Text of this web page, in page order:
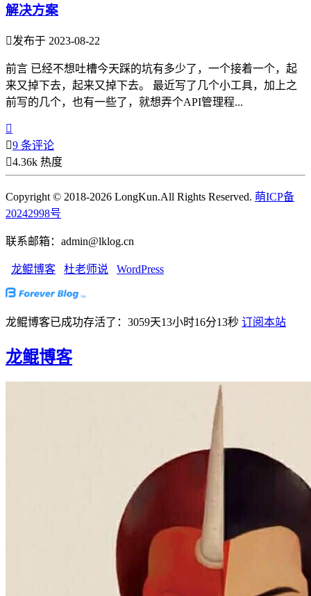
解决方案
发布于 2023-08-22
前言 已经不想吐槽今天踩的坑有多少了，一个接着一个，起
来又掉下去，起来又掉下去。 最近写了几个小工具，加上之
前写的几个，也有一些了，就想弄个API管理程...

9 条评论
4.36k 热度
Copyright © 2018-2026 LongKun.All Rights Reserved. 萌ICP备
20242998号
联系邮箱：admin@lklog.cn
龙鲲博客 杜老师说 WordPress
龙鲲博客已成功存活了：3059天13小时16分14秒 订阅本站
龙鲲博客